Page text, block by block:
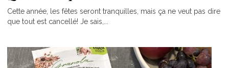
Cette année, les fêtes seront tranquilles, mais ça ne veut pas dire
que tout est cancellé! Je sais,...